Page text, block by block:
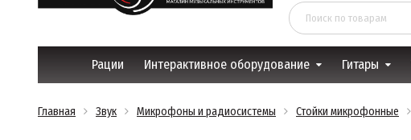
Рации Интерактивное оборудование Гитары
Главная Звук Микрофоны и радиосистемы Стойки микрофонные